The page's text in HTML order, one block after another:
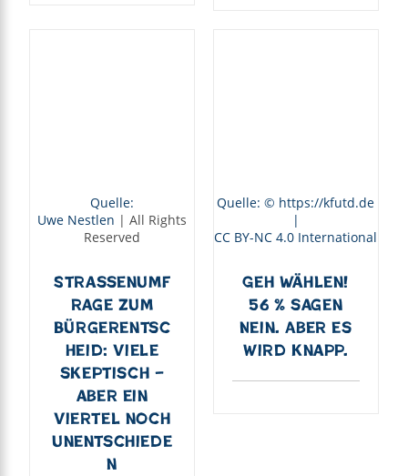
Quelle:
Uwe Nestlen | All Rights
Reserved
Straßenumf
rage zum
Bürgerentsc
heid: Viele
skeptisch –
aber ein
Viertel noch
unentschiede
n
Quelle: © https://kfutd.de
|
CC BY-NC 4.0 International
Geh Wählen!
56 % sagen
Nein. Aber es
wird knapp.